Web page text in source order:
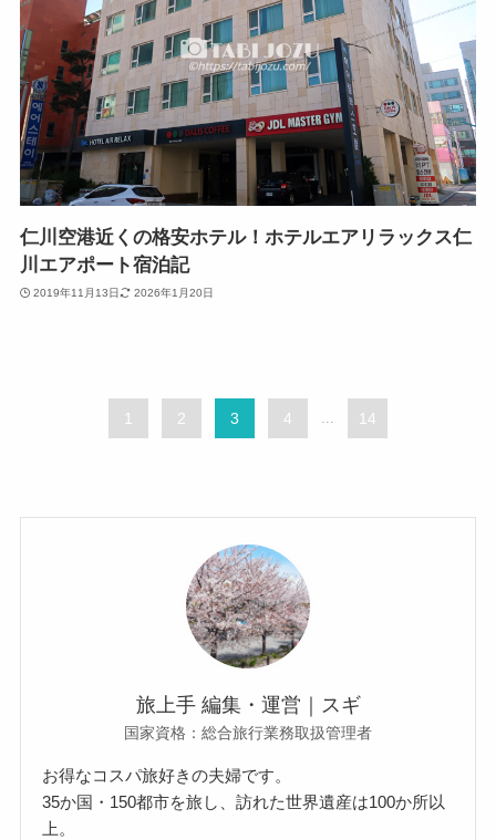
仁川空港近くの格安ホテル！ホテルエアリラックス仁
川エアポート宿泊記
2019年11月13日 2026年1月20日
1 2 3 4 ... 14
旅上手 編集・運営｜スギ
国家資格：総合旅行業務取扱管理者
お得なコスパ旅好きの夫婦です。
35か国・150都市を旅し、訪れた世界遺産は100か所以
上。